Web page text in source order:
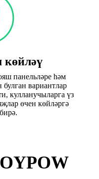
көйләү
панельләре һәм
вариантлар
кулланучыларга үз
өчен көйләргә